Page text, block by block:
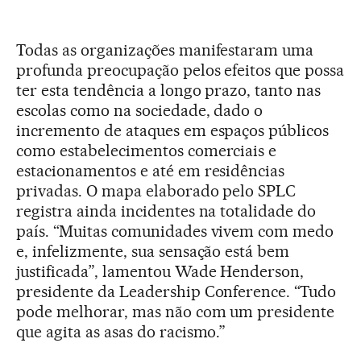
Todas as organizações manifestaram uma
profunda preocupação pelos efeitos que possa
ter esta tendência a longo prazo, tanto nas
escolas como na sociedade, dado o
incremento de ataques em espaços públicos
como estabelecimentos comerciais e
estacionamentos e até em residências
privadas. O mapa elaborado pelo SPLC
registra ainda incidentes na totalidade do
país. “Muitas comunidades vivem com medo
e, infelizmente, sua sensação está bem
justificada”, lamentou Wade Henderson,
presidente da Leadership Conference. “Tudo
pode melhorar, mas não com um presidente
que agita as asas do racismo.”